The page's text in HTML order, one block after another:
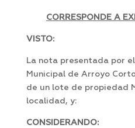
CORRESPONDE A
VISTO:
La nota presentada por
Municipal de Arroyo
de un lote de propiedad
localidad, y:
CONSIDERANDO: